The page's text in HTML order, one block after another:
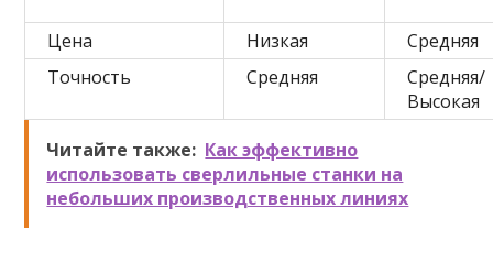
Цена Низкая
Средняя
Точность
Средняя
Средняя/
Высокая
Читайте также: Как эффективно
использовать сверлильные станки на
небольших производственных линиях